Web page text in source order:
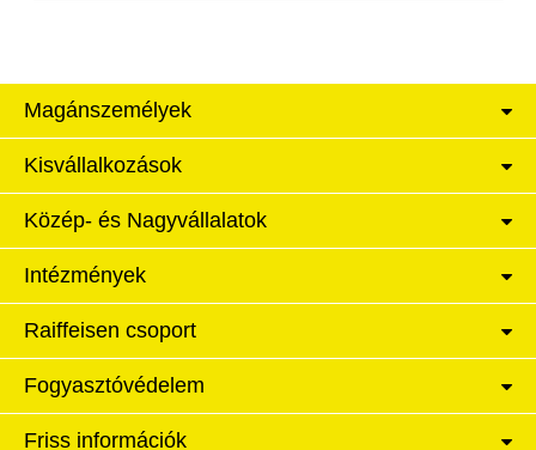
Magánszemélyek
Kisvállalkozások
Közép- és Nagyvállalatok
Intézmények
Raiffeisen csoport
Fogyasztóvédelem
Friss információk